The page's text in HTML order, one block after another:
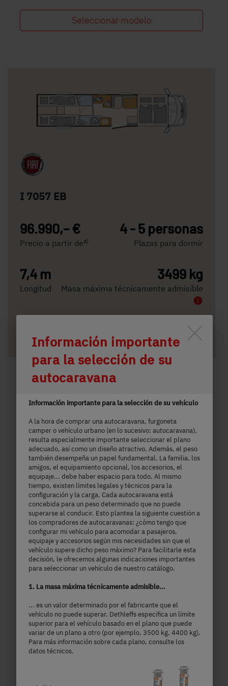
Seleccionar modelo
I 7057 EB
96.990,– €
Precio a partir dea)
4 - 5 personas
Plazas para dormir
7,4 m
Longitud
3499 kg
Masa máxima técnicamente admisible
Seleccionado
I 7057 DBL
99.590,– €
Precio a partir dea)
4 personas
Plazas para dormir
7,4 m
Longitud
3499 kg
Masa máxima técnicamente admisible
Seleccionar modelo
Durch Scrolling wird der
Información importante
para la selección de su
autocaravana
Información importante para la selección de su vehículo
A la hora de comprar una autocaravana, furgoneta
camper o vehículo urbano (en lo sucesivo: autocaravana),
resulta especialmente importante seleccionar el plano
adecuado, así como un diseño atractivo. Además, el peso
también desempeña un papel fundamental. La familia, los
amigos, el equipamiento opcional, los accesorios, el
equipaje... debe haber espacio para todo. Al mismo
tiempo, existen límites legales y técnicos para la
configuración y la carga. Cada autocaravana está
concebida para un peso determinado que no puede
superarse al conducir. Esto plantea la siguiente cuestión a
los compradores de autocaravanas: ¿cómo tengo que
configurar mi vehículo para acomodar a pasajeros,
equipaje y accesorios según mis necesidades sin que el
vehículo supere dicho peso máximo? Para facilitarle esta
decisión, le ofrecemos algunas indicaciones importantes
para seleccionar un vehículo de nuestro catálogo.
1. La masa máxima técnicamente admisible...
... es un valor determinado por el fabricante que el
vehículo no puede superar. Dethleffs especifica un límite
superior para el vehículo basado en el plano que puede
variar de un plano a otro (por ejemplo, 3500 kg, 4400 kg).
Para más información sobre cada plano, consulte los
datos técnicos.